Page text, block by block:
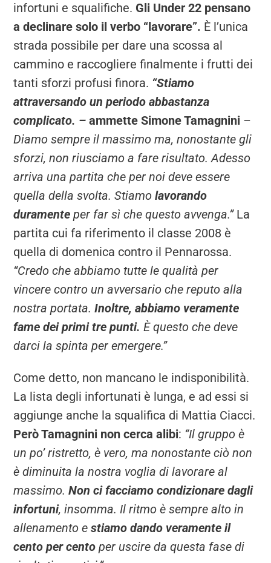
infortuni e squalifiche. Gli Under 22 pensano
a declinare solo il verbo “lavorare”. È l’unica
strada possibile per dare una scossa al
cammino e raccogliere finalmente i frutti dei
tanti sforzi profusi finora. “Stiamo
attraversando un periodo abbastanza
complicato. –ammette Simone Tamagnini –
Diamo sempre il massimo ma, nonostante gli
sforzi, non riusciamo a fare risultato. Adesso
arriva una partita che per noi deve essere
quella della svolta. Stiamolavorando
duramente per far sì che questo avvenga.” La
partita cui fa riferimento il classe 2008 è
quella di domenica contro il Pennarossa.
“Credo che abbiamo tutte le qualità per
vincere contro un avversario che reputo alla
nostra portata.Inoltre, abbiamo veramente
fame dei primi tre punti. È questo che deve
darci la spinta per emergere.”
Come detto, non mancano le indisponibilità.
La lista degli infortunati è lunga, e ad essi si
aggiunge anche la squalifica di Mattia Ciacci.
Però Tamagnini non cerca alibi: “Il gruppo è
un po’ ristretto, è vero, ma nonostante ciò non
è diminuita la nostra voglia di lavorare al
massimo.Non ci facciamo condizionare dagli
infortuni, insomma. Il ritmo è sempre alto in
allenamento estiamo dando veramente il
cento per cento per uscire da questa fase di